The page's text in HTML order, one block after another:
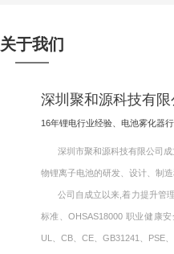
关于我们
深圳聚和源科技有限
16年锂电行业经验、电池雾化器
深圳市聚和源科技有限公司成
物锂离子电池的研发、设计、制
公司自成立以来,着力提升管理
标准、OHSAS18000 职业健康
UL、CB、CE、GB31241、PSE、